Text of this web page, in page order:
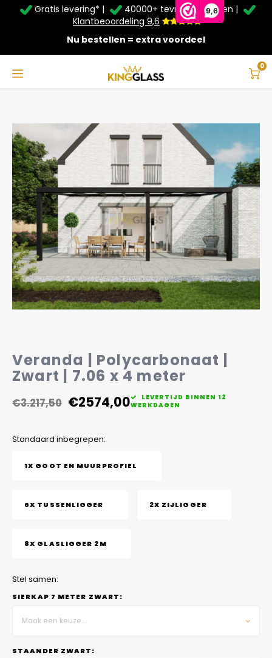
9,6
Service & Contact
Bezorging
Afhalen
Montage
Betaalmethoden
Garantie
Veelgestelde vragen
Taal
Deutsch
Gratis levering* |
40000+ tevreden klanten |
Klantbeoordeling 9,6
Nu bestellen = extra voordeel
0
Zomer Deals: Tot 20% kortingop schuifwanden en
veranda's +€20extra kassa korting*
Veranda | Polycarbonaat | Zwart | 7.06 x 4 meter
Veranda | Polycarbonaat |
Zwart | 7.06 x 4 meter
€3.217,50 €2574,00
LEVERTIJD BINNEN 12
WERKDAGEN
Standaard inbegrepen:
1X GOOT EN MUURPROFIEL
6X TUSSENLIGGER 2X ZIJLIGGER
8X GLASLIGGER 2M
Stel samen:
SIERKAP 7 METER ZWART:
Maak een keuze...
STAANDER ZWART: